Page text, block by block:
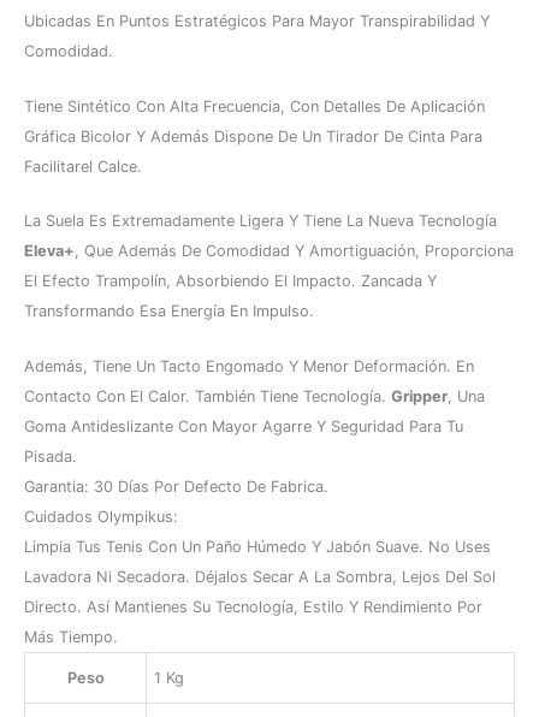
Ubicadas En Puntos Estratégicos Para Mayor Transpirabilidad Y
Comodidad.
Tiene Sintético Con Alta Frecuencia, Con Detalles De Aplicación
Gráfica Bicolor Y Además Dispone De Un Tirador De Cinta Para
Facilitarel Calce.
La Suela Es Extremadamente Ligera Y Tiene La Nueva Tecnología
Eleva+, Que Además De Comodidad Y Amortiguación, Proporciona
El Efecto Trampolín, Absorbiendo El Impacto. Zancada Y
Transformando Esa Energía En Impulso.
Además, Tiene Un Tacto Engomado Y Menor Deformación. En
Contacto Con El Calor. También Tiene Tecnología. Gripper , Una
Goma Antideslizante Con Mayor Agarre Y Seguridad Para Tu
Pisada.
Garantia: 30 Días Por Defecto De Fabrica.
Cuidados Olympikus:
Limpia Tus Tenis Con Un Paño Húmedo Y Jabón Suave. No Uses
Lavadora Ni Secadora. Déjalos Secar A La Sombra, Lejos Del Sol
Directo. Así Mantienes Su Tecnología, Estilo Y Rendimiento Por
Más Tiempo.
Peso 1 Kg